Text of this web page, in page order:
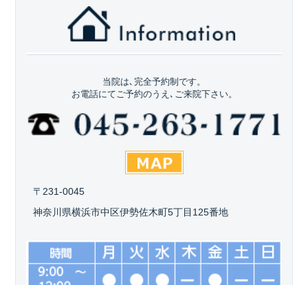
当院は､完全予約制です。
お電話にてご予約のうえ､ご来院下さい。
〒231-0045
神奈川県横浜市中区伊勢佐木町5丁目125番地